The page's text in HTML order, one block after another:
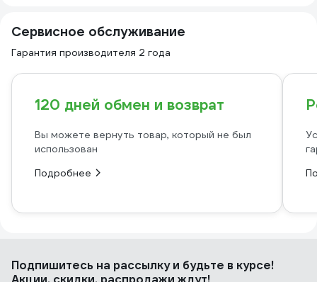
Сервисное обслуживание
Гарантия производителя 2 года
120 дней обмен и возврат
Вы можете вернуть товар, который не был
использован
Подробнее
Подпишитесь на рассылкуи будьте в курсе!